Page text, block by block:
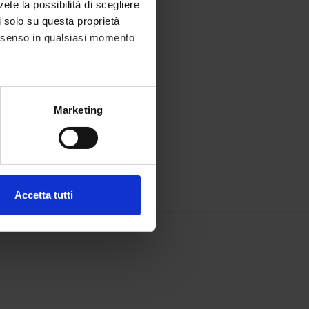
la possibilità di scegliere
su questa proprietà
in qualsiasi momento
metro,
che hai fornito loro o
Marketing
Accetta tutti